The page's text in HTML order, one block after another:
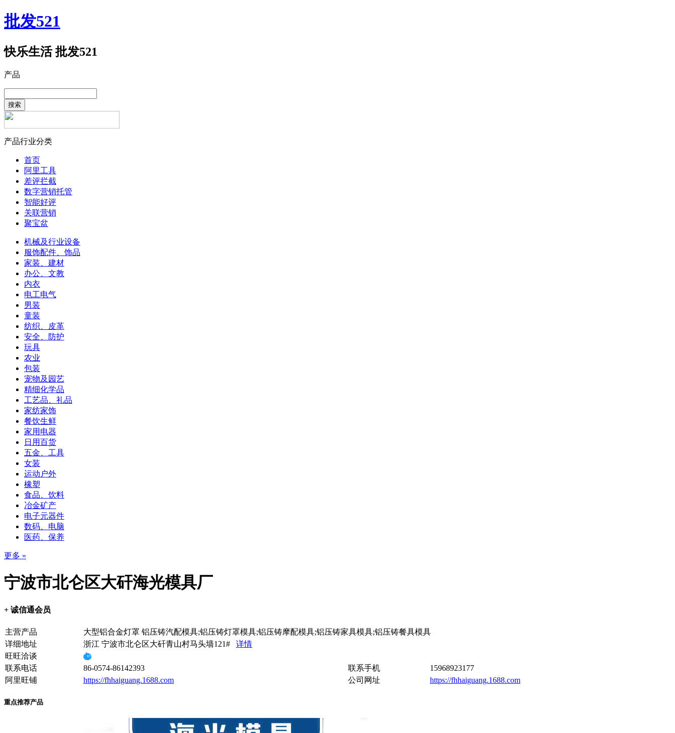
批发521
快乐生活 批发521
产品
搜索
产品行业分类
首页
阿里工具
差评拦截
数字营销托管
智能好评
关联营销
聚宝盆
机械及行业设备
服饰配件、饰品
家装、建材
办公、文教
内衣
电工电气
男装
童装
纺织、皮革
安全、防护
玩具
农业
包装
宠物及园艺
精细化学品
工艺品、礼品
家纺家饰
餐饮生鲜
家用电器
日用百货
五金、工具
女装
运动户外
橡塑
食品、饮料
冶金矿产
电子元器件
数码、电脑
医药、保养
更多 »
宁波市北仑区大矸海光模具厂
+ 诚信通会员
主营产品
大型铝合金灯罩 铝压铸汽配模具;铝压铸灯罩模具;铝压铸摩配模具;铝压铸家具模具;铝压铸餐具模具
详细地址
浙江 宁波市北仑区大矸青山村马头墙121# 详情
旺旺洽谈
联系电话
86-0574-86142393 联系手机
15968923177
阿里旺铺
https://fhhaiguang.1688.com 公司网址 https://fhhaiguang.1688.com
重点推荐产品